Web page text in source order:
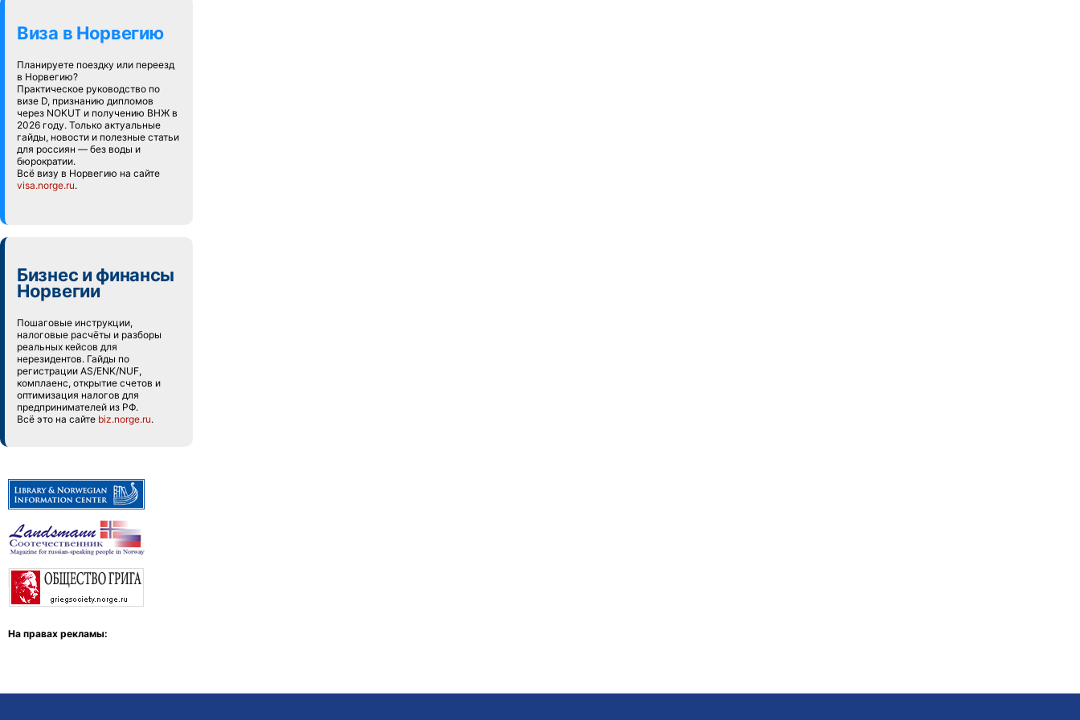
Виза в Норвегию
Планируете поездку или переезд
в Норвегию?
Практическое руководство по
визе D, признанию дипломов
через NOKUT и получению ВНЖ в
2026 году. Только актуальные
гайды, новости и полезные статьи
для россиян — без воды и
бюрократии.
Всё визу в Норвегию на сайте
visa.norge.ru.
Бизнес и финансы
Норвегии
Пошаговые инструкции,
налоговые расчёты и разборы
реальных кейсов для
нерезидентов. Гайды по
регистрации AS/ENK/NUF,
комплаенс, открытие счетов и
оптимизация налогов для
предпринимателей из РФ.
Всё это на сайте biz.norge.ru.
На правах рекламы: